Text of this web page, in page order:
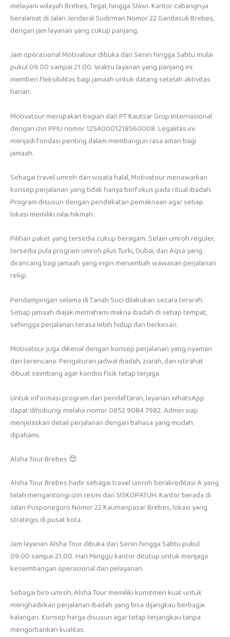
melayani wilayah Brebes, Tegal, hingga Slawi. Kantor cabangnya
beralamat di Jalan Jenderal Sudirman Nomor 22 Gandasuli Brebes,
dengan jam layanan yang cukup panjang.
Jam operasional Motivatour dibuka dari Senin hingga Sabtu mulai
pukul 09.00 sampai 21.00. Waktu layanan yang panjang ini
memberi fleksibilitas bagi jamaah untuk datang setelah aktivitas
harian.
Motivatour merupakan bagian dari PT Kautsar Grup Internasional
dengan izin PPIU nomor 12540001218560008. Legalitas ini
menjadi fondasi penting dalam membangun rasa aman bagi
jamaah.
Sebagai travel umroh dan wisata halal, Motivatour menawarkan
konsep perjalanan yang tidak hanya berfokus pada ritual ibadah.
Program disusun dengan pendekatan pemaknaan agar setiap
lokasi memiliki nilai hikmah.
Pilihan paket yang tersedia cukup beragam. Selain umroh reguler,
tersedia pula program umroh plus Turki, Dubai, dan Aqsa yang
dirancang bagi jamaah yang ingin menambah wawasan perjalanan
religi.
Pendampingan selama di Tanah Suci dilakukan secara terarah.
Setiap jamaah diajak memahami makna ibadah di setiap tempat,
sehingga perjalanan terasa lebih hidup dan berkesan.
Motivatour juga dikenal dengan konsep perjalanan yang nyaman
dan terencana. Pengaturan jadwal ibadah, ziarah, dan istirahat
dibuat seimbang agar kondisi fisik tetap terjaga.
Untuk informasi program dan pendaftaran, layanan WhatsApp
dapat dihubungi melalui nomor 0852 9084 7982. Admin siap
menjelaskan detail perjalanan dengan bahasa yang mudah
dipahami.
Alsha Tour Brebes 😍
Alsha Tour Brebes hadir sebagai travel umroh berakreditasi A yang
telah mengantongi izin resmi dari SISKOPATUH. Kantor berada di
Jalan Pusponegoro Nomor 22 Kaumanpasar Brebes, lokasi yang
strategis di pusat kota.
Jam layanan Alsha Tour dibuka dari Senin hingga Sabtu pukul
09.00 sampai 21.00. Hari Minggu kantor ditutup untuk menjaga
keseimbangan operasional dan pelayanan.
Sebagai biro umroh, Alsha Tour memiliki komitmen kuat untuk
menghadirkan perjalanan ibadah yang bisa dijangkau berbagai
kalangan. Konsep harga disusun agar tetap terjangkau tanpa
mengorbankan kualitas.